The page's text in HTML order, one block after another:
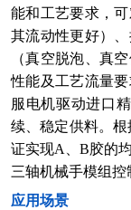
能和工艺要求，
其流动性更好）
（真空脱泡、真
性能及工艺流量
服电机驱动进口
续、稳定供料。
证实现A、B胶的
三轴机械手模组控
​应用场景